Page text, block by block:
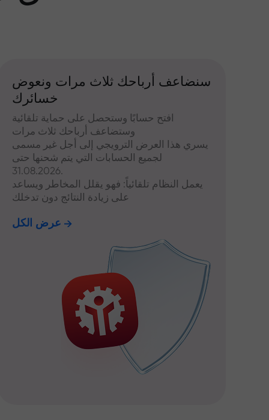
سنضاعف أرباحك ثلاث مرات ونعوض
خسائرك
افتح حسابًا وستحصل على حماية تلقائية
وستضاعف أرباحك ثلاث مرات
يسري هذا العرض الترويجي إلى أجل غير مسمى
لجميع الحسابات التي يتم شحنها حتى
31.08.2026.
يعمل النظام تلقائياً: فهو يقلل المخاطر ويساعد
على زيادة النتائج دون تدخلك
عرض الكل